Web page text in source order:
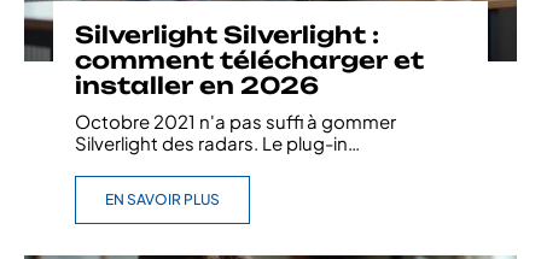
Silverlight Silverlight :
comment télécharger et
installer en 2026
Octobre 2021 n'a pas suffi à gommer
Silverlight des radars. Le plug-in…
EN SAVOIR PLUS